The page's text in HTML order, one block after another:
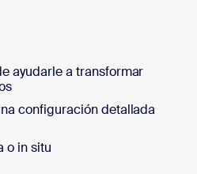
ayudarle a transformar
configuración detallada
o in situ